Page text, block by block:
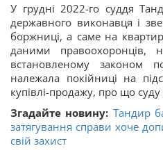
У грудні 2022-го суддя
державного виконавця і
боржниці, а саме на
даними правоохоронців,
встановленому законом
належала покійниці на
купівлі-продажу, про що
Згадайте новину: Тандир
затягування справи хоче
свій захист